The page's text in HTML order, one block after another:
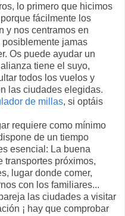
lo primero que hicimos
fácilmente los
y nos centramos en
jamas
Os puede ayudar un
tiene el suyo,
todos los vuelos y
las ciudades elegidas.
de millas, si optáis
requiere como mínimo
de un tiempo
esencial: La buena
transportes próximos,
lugar donde comer,
con los familiares...
las ciudades a visitar
¡ hay que comprobar